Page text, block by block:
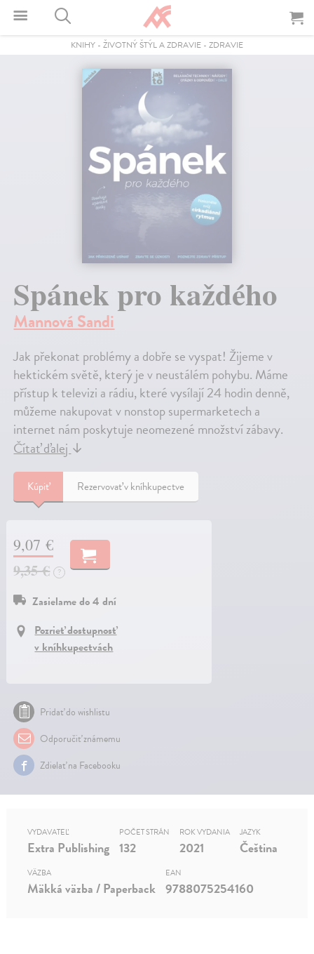
KNIHY - ŽIVOTNÝ ŠTÝL A ZDRAVIE - ZDRAVIE
Spánek pro každého
Mannová Sandi
Jak překonat problémy a dobře se vyspat! Žijeme v
hektickém světě, který je v neustálém pohybu. Máme
přístup k televizi a rádiu, které vysílají 24 hodin denně,
můžeme nakupovat v nonstop supermarketech a
internet nám poskytuje neomezené množství zábavy.
Čítať ďalej ↓
Kúpiť Rezervovať v kníhkupectve
9,07 €
9,35 €
?
Zasielame do 4 dní
Pozrieť dostupnosť
v kníhkupectvách
Pridať do wishlistu
Odporučiť známemu
Zdielať na Facebooku
VYDAVATEĽ
Extra Publishing
POČET STRÁN
132
ROK VYDANIA
2021
JAZYK
Čeština
VÄZBA
Mäkká väzba / Paperback
EAN
9788075254160